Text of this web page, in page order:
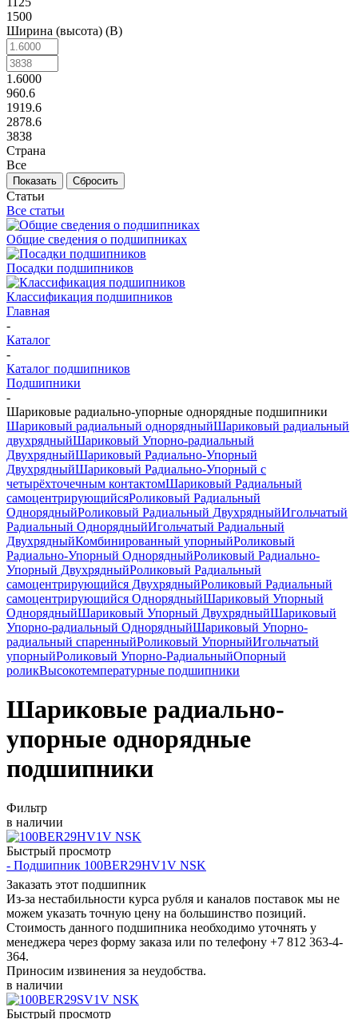
1500
Ширина (высота) (B)
1.6000
960.6
1919.6
2878.6
3838
Страна
Все
Сбросить
Статьи
Все статьи
Общие сведения о подшипниках
Посадки подшипников
Классификация подшипников
Главная
-
Каталог
-
Каталог подшипников
Подшипники
-
Шариковые радиально-упорные однорядные подшипники
Шариковый радиальный однорядныйШариковый радиальный
двухрядныйШариковый Упорно-радиальный
ДвухрядныйШариковый Радиально-Упорный
ДвухрядныйШариковый Радиально-Упорный с
четырёхточечным контактомШариковый Радиальный
самоцентрирующийсяРоликовый Радиальный
ОднорядныйРоликовый Радиальный ДвухрядныйИгольчатый
Радиальный ОднорядныйИгольчатый Радиальный
ДвухрядныйКомбинированный упорныйРоликовый
Радиально-Упорный ОднорядныйРоликовый Радиально-
Упорный ДвухрядныйРоликовый Радиальный
самоцентрирующийся ДвухрядныйРоликовый Радиальный
самоцентрирующийся ОднорядныйШариковый Упорный
ОднорядныйШариковый Упорный ДвухрядныйШариковый
Упорно-радиальный ОднорядныйШариковый Упорно-
радиальный спаренныйРоликовый УпорныйИгольчатый
упорныйРоликовый Упорно-РадиальныйОпорный
роликВысокотемпературные подшипники
Шариковые радиально-
упорные однорядные
подшипники
Фильтр
в наличии
Быстрый просмотр
- Подшипник 100BER29HV1V NSK
Заказать этот подшипник
Из-за нестабильности курса рубля и каналов поставок мы не
можем указать точную цену на большинство позиций.
Стоимость данного подшипника необходимо уточнять у
менеджера через форму заказа или по телефону +7 812 363-4-
364.
Приносим извинения за неудобства.
в наличии
Быстрый просмотр